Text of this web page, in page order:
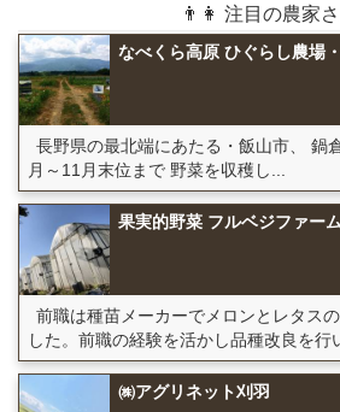
👨👩 注目の農家
なべくら高原 ひぐらし農場
長野県の最北端にあたる・飯山市、 鍋
月～11月末位まで 野菜を収穫し...
果実的野菜 フルベジファーム
前職は種苗メーカーでメロンとレタス
した。前職の経験を活かし品種改良を行
㈱アグリネット刈羽